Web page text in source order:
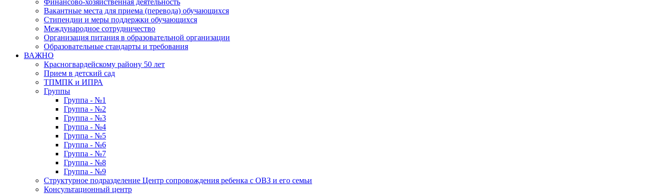
Финансово-хозяйственная деятельность
Вакантные места для приема (перевода) обучающихся
Стипендии и меры поддержки обучающихся
Международное сотрудничество
Организация питания в образовательной организации
Образовательные стандарты и требования
ВАЖНО
Красногвардейскому району 50 лет
Прием в детский сад
ТПМПК и ИПРА
Группы
Группа - №1
Группа - №2
Группа - №3
Группа - №4
Группа - №5
Группа - №6
Группа - №7
Группа - №8
Группа - №9
Структурное подразделение Центр сопровождения ребенка с ОВЗ и его семьи
Консультационный центр